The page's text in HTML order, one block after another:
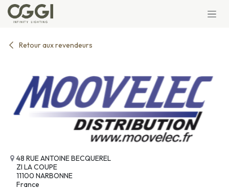
Se rendre au contenu
Retour aux revendeurs
48 RUE ANTOINE BECQUEREL
ZI LA COUPE
11100 NARBONNE
France